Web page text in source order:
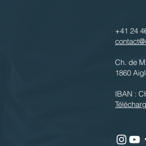
+41 24
Ch. de
1860
IBAN :